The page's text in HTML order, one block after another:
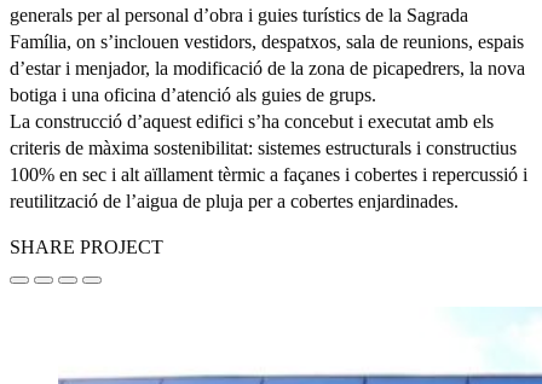
generals per al personal d’obra i guies turístics de la Sagrada
Família, on s’inclouen vestidors, despatxos, sala de reunions, espais
d’estar i menjador, la modificació de la zona de picapedrers, la nova
botiga i una oficina d’atenció als guies de grups.
La construcció d’aquest edifici s’ha concebut i executat amb els
criteris de màxima sostenibilitat: sistemes estructurals i constructius
100% en sec i alt aïllament tèrmic a façanes i cobertes i repercussió i
reutilització de l’aigua de pluja per a cobertes enjardinades.
SHARE PROJECT